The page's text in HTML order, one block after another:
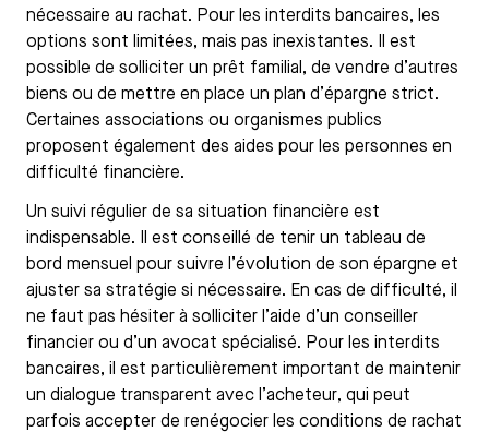
nécessaire au rachat. Pour les interdits bancaires, les
options sont limitées, mais pas inexistantes. Il est
possible de solliciter un prêt familial, de vendre d’autres
biens ou de mettre en place un plan d’épargne strict.
Certaines associations ou organismes publics
proposent également des aides pour les personnes en
difficulté financière.
Un suivi régulier de sa situation financière est
indispensable. Il est conseillé de tenir un tableau de
bord mensuel pour suivre l’évolution de son épargne et
ajuster sa stratégie si nécessaire. En cas de difficulté, il
ne faut pas hésiter à solliciter l’aide d’un conseiller
financier ou d’un avocat spécialisé. Pour les interdits
bancaires, il est particulièrement important de maintenir
un dialogue transparent avec l’acheteur, qui peut
parfois accepter de renégocier les conditions de rachat